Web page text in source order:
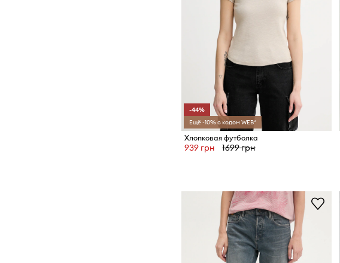
-44%
Ещё -10% с кодом WEB*
Хлопковая футболка
939 грн 1699 грн